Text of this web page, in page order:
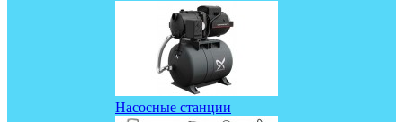
Насосные станции